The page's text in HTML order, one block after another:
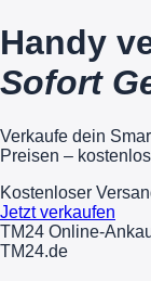
Handy
Sofort
Verkaufe dein
Preisen –
Kostenloser
Jetzt verkaufen
TM24 Online-
TM24.de